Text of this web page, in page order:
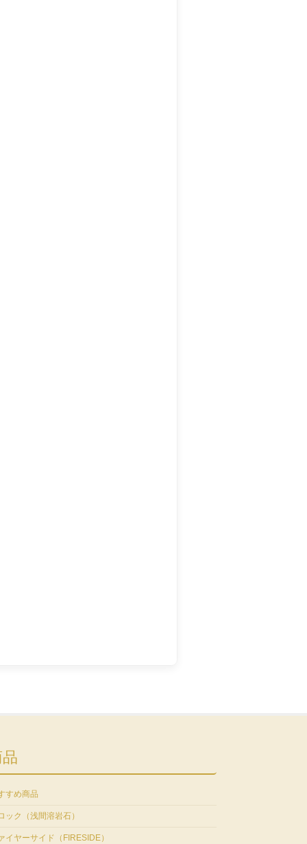
すめ商品
ック（浅間溶岩石）
イヤーサイド（FIRESIDE）